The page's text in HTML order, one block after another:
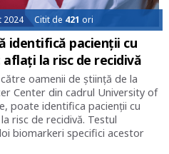
2024 Citit de 421 ori
identifică pacienții cu
la risc de recidivă
oamenii de știință de la
Center din cadrul University of
poate identifica pacienții cu
risc de recidivă. Testul
biomarkeri specifici acestor